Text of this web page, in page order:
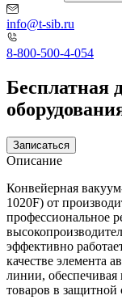
info@t-sib.ru
8-800-500-4-054
Бесплатная
Записаться
Описание
Конвейерная
1020F) от
профессиональное
эффективно
качестве элемента
линии,
товаров в защитной